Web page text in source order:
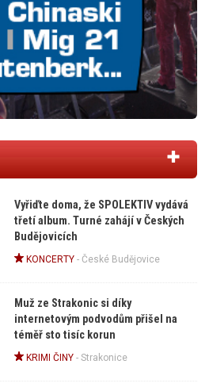
Vyřiďte doma, že SPOLEKTIV vydává
třetí album. Turné zahájí v Českých
Budějovicích
KONCERTY- České Budějovice
Muž ze Strakonic si díky
internetovým podvodům přišel na
téměř sto tisíc korun
KRIMI ČINY- Strakonice